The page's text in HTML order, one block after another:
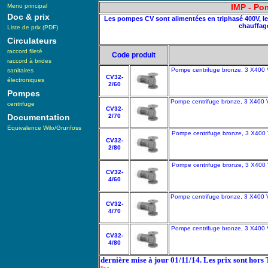
Menu principal
Doc & prix
Liste de prix (PDF)
Circulateurs
raccord fileté
raccord à brides
sanitaires
électroniques
Pompes
centrifuge
Documentation
Equivalence Wilo/Grunfoss
IMP -
Les pompes CV sont alimentées en triphasé
Code produit
CV32-
2/60
Pompe centrifuge bronze, 3 X400
CV32-
2/70
Pompe centrifuge bronze, 3 X400
CV32-
2/80
Pompe centrifuge bronze, 3 X400
CV32-
4/60
Pompe centrifuge bronze, 3 X400
CV32-
4/70
Pompe centrifuge bronze, 3 X400
CV32-
4/80
Pompe centrifuge bronze, 3 X400
dernière mise à jour 01/11/14. Les prix sont